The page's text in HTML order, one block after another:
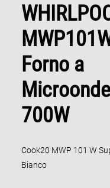
Forno a
Microonde
700W
Cook20 MWP 101 W
Bianco